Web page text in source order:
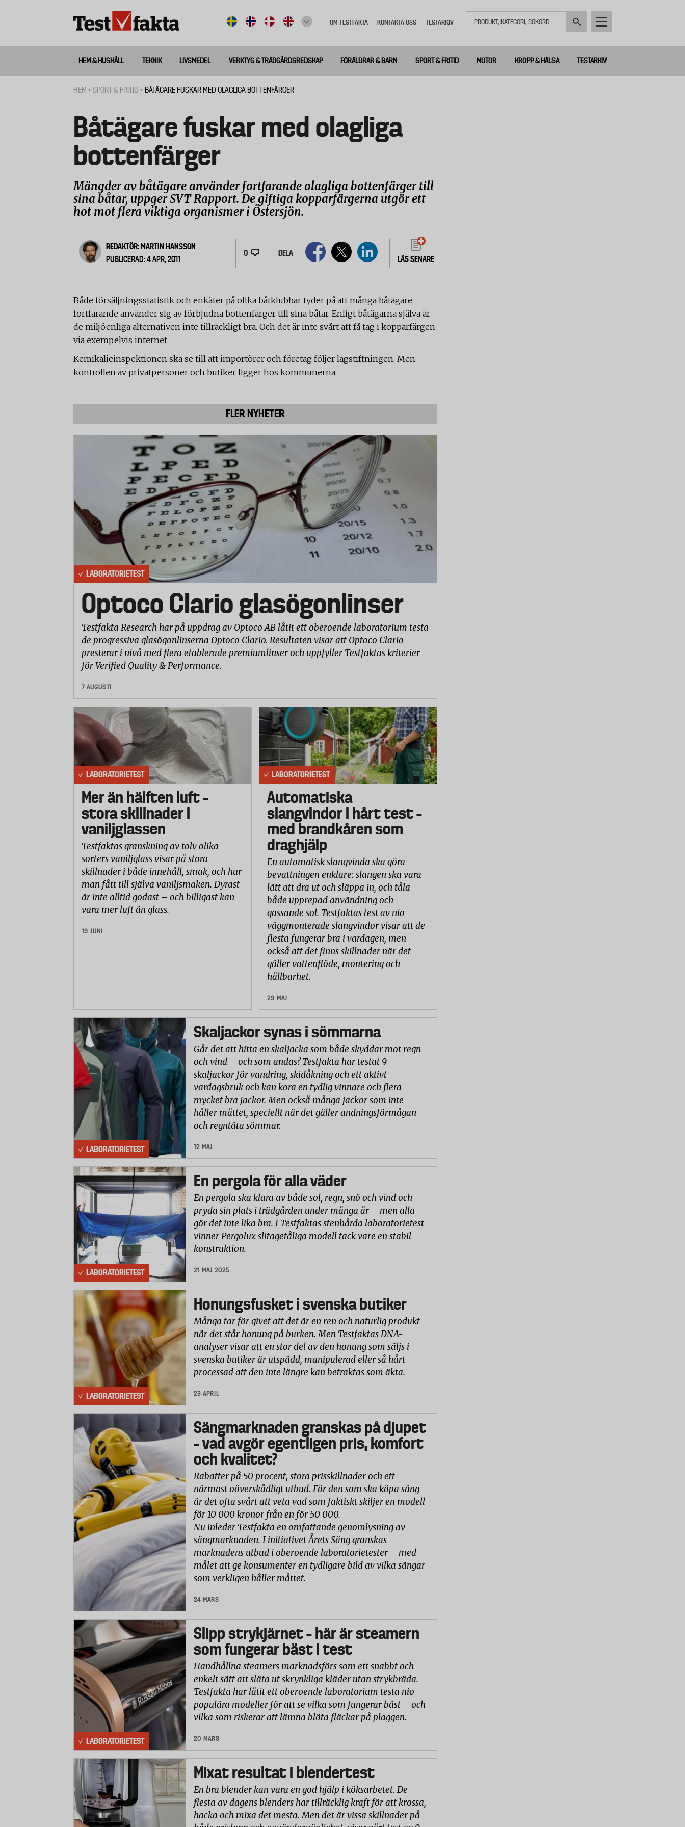
meny
OM TESTFAKTA KONTAKTA OSS TESTARKIV
Huvudmeny
ny
HEM & HUSHÅLL TEKNIK LIVSMEDEL VERKTYG & TRÄDGÅRDSREDSKAP FÖRÄLDRAR & BARN SPORT & FRITID MOTOR KROPP & HÄLSA TESTARKIV
HEM SPORT & FRITID BÅTÄGARE FUSKAR MED OLAGLIGA BOTTENFÄRGER
Båtägare fuskar med olagliga
bottenfärger
Mängder av båtägare använder fortfarande olagliga bottenfärger till
sina båtar, uppger SVT Rapport. De giftiga kopparfärgerna utgör ett
hot mot flera viktiga organismer i Östersjön.
REDAKTÖR: MARTIN HANSSON
PUBLICERAD: 4 APR, 2011
0 DELA
LÄS SENARE
Både försäljningsstatistik och enkäter på olika båtklubbar tyder på att många båtägare
fortfarande använder sig av förbjudna bottenfärger till sina båtar. Enligt båtägarna själva är
de miljöenliga alternativen inte tillräckligt bra. Och det är inte svårt att få tag i kopparfärgen
via exempelvis internet.
Kemikalieinspektionen ska se till att importörer och företag följer lagstiftningen. Men
kontrollen av privatpersoner och butiker ligger hos kommunerna.
FLER NYHETER
LABORATORIETEST
Optoco Clario glasögonlinser
Testfakta Research har på uppdrag av Optoco AB låtit ett oberoende laboratorium testa
de progressiva glasögonlinserna Optoco Clario. Resultaten visar att Optoco Clario
presterar i nivå med flera etablerade premiumlinser och uppfyller Testfaktas kriterier
för Verified Quality & Performance.
7 AUGUSTI
LABORATORIETEST
Mer än hälften luft –
stora skillnader i
vaniljglassen
Testfaktas granskning av tolv olika
sorters vaniljglass visar på stora
skillnader i både innehåll, smak, och hur
man fått till själva vaniljsmaken. Dyrast
är inte alltid godast – och billigast kan
vara mer luft än glass.
19 JUNI
LABORATORIETEST
Automatiska
slangvindor i hårt test –
med brandkåren som
draghjälp
En automatisk slangvinda ska göra
bevattningen enklare: slangen ska vara
lätt att dra ut och släppa in, och tåla
både upprepad användning och
gassande sol. Testfaktas test av nio
väggmonterade slangvindor visar att de
flesta fungerar bra i vardagen, men
också att det finns skillnader när det
gäller vattenflöde, montering och
hållbarhet.
29 MAJ
LABORATORIETEST
Skaljackor synas i sömmarna
Går det att hitta en skaljacka som både skyddar mot regn
och vind – och som andas? Testfakta har testat 9
skaljackor för vandring, skidåkning och ett aktivt
vardagsbruk och kan kora en tydlig vinnare och flera
mycket bra jackor. Men också många jackor som inte
håller måttet, speciellt när det gäller andningsförmågan
och regntäta sömmar.
12 MAJ
LABORATORIETEST
En pergola för alla väder
En pergola ska klara av både sol, regn, snö och vind och
pryda sin plats i trädgården under många år – men alla
gör det inte lika bra. I Testfaktas stenhårda laboratorietest
vinner Pergolux slitagetåliga modell tack vare en stabil
konstruktion.
21 MAJ 2025
LABORATORIETEST
Honungsfusket i svenska butiker
Många tar för givet att det är en ren och naturlig produkt
när det står honung på burken. Men Testfaktas DNA-
analyser visar att en stor del av den honung som säljs i
svenska butiker är utspädd, manipulerad eller så hårt
processad att den inte längre kan betraktas som äkta.
23 APRIL
Sängmarknaden granskas på djupet
– vad avgör egentligen pris, komfort
och kvalitet?
Rabatter på 50 procent, stora prisskillnader och ett
närmast oöverskådligt utbud. För den som ska köpa säng
är det ofta svårt att veta vad som faktiskt skiljer en modell
för 10 000 kronor från en för 50 000.
Nu inleder Testfakta en omfattande genomlysning av
sängmarknaden. I initiativet Årets Säng granskas
marknadens utbud i oberoende laboratorietester – med
målet att ge konsumenter en tydligare bild av vilka sängar
som verkligen håller måttet.
24 MARS
LABORATORIETEST
Slipp strykjärnet – här är steamern
som fungerar bäst i test
Handhållna steamers marknadsförs som ett snabbt och
enkelt sätt att släta ut skrynkliga kläder utan strykbräda.
Testfakta har låtit ett oberoende laboratorium testa nio
populära modeller för att se vilka som fungerar bäst – och
vilka som riskerar att lämna blöta fläckar på plaggen.
20 MARS
Mixat resultat i blendertest
En bra blender kan vara en god hjälp i köksarbetet. De
flesta av dagens blenders har tillräcklig kraft för att krossa,
hacka och mixa det mesta. Men det är vissa skillnader på